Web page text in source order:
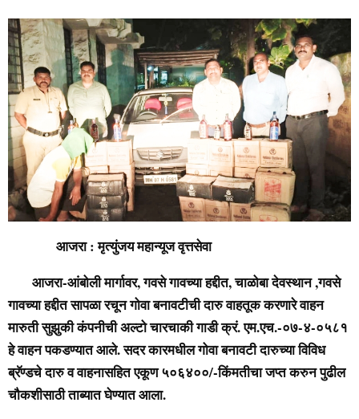
आजरा : मृत्युंजय महान्यूज वृत्तसेवा
आजरा-आंबोली मार्गावर, गवसे गावच्या हद्दीत, चाळोबा देवस्थान ,गवसे
गावच्या हद्दीत सापळा रचून गोवा बनावटीची दारु वाहतूक करणारे वाहन
मारुती सुझुकी कंपनीची अल्टो चारचाकी गाडी क्रं. एम.एच.-०७-४-०५८१
हे वाहन पकडण्यात आले. सदर कारमधील गोवा बनावटी दारुच्या विविध
ब्रॅण्डचे दारु व वाहनासहित एकूण ५०६४००/-किंमतीचा जप्त करुन पुढील
चौकशीसाठी ताब्यात घेण्यात आला.